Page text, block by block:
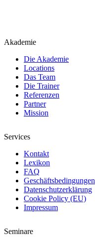
Akademie
Die Akademie
Locations
Das Team
Die Trainer
Referenzen
Partner
Mission
Services
Kontakt
Lexikon
FAQ
Geschäftsbedingungen
Datenschutzerklärung
Cookie Policy (EU)
Impressum
Seminare